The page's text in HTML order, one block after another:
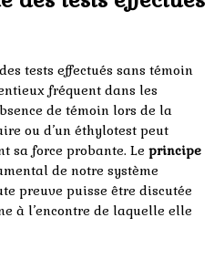
tests effectués sans témoin
fréquent dans les
de témoin lors de la
ou d’un éthylotest peut
sa force probante. Le principe
de notre système
preuve puisse être discutée
à l’encontre de laquelle elle